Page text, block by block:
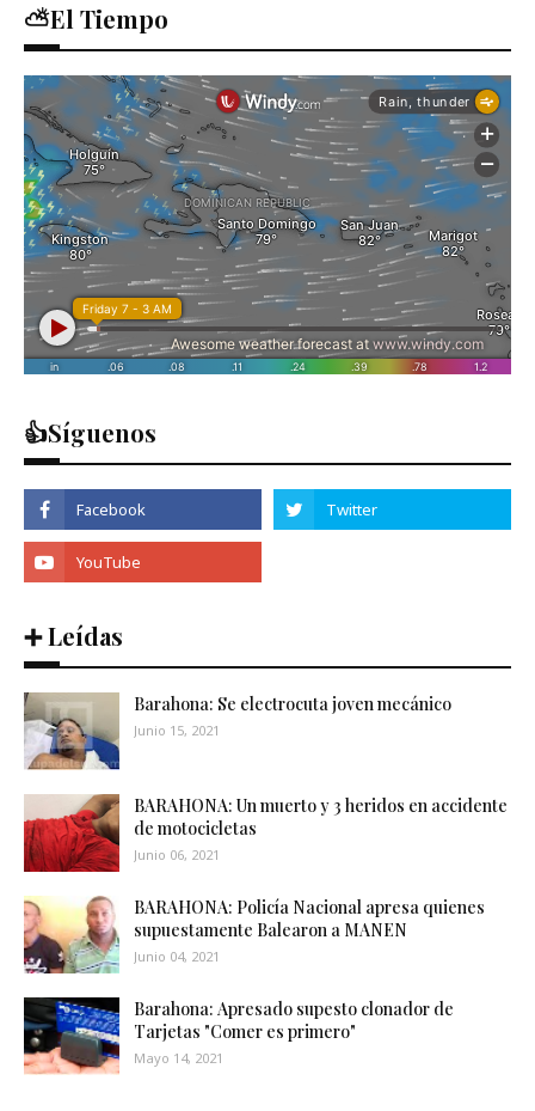
⛅El Tiempo
👍Síguenos
➕ Leídas
Barahona: Se electrocuta joven mecánico
Junio 15, 2021
BARAHONA: Un muerto y 3 heridos en accidente
de motocicletas
Junio 06, 2021
BARAHONA: Policía Nacional apresa quienes
supuestamente Balearon a MANEN
Junio 04, 2021
Barahona: Apresado supesto clonador de
Tarjetas "Comer es primero"
Mayo 14, 2021